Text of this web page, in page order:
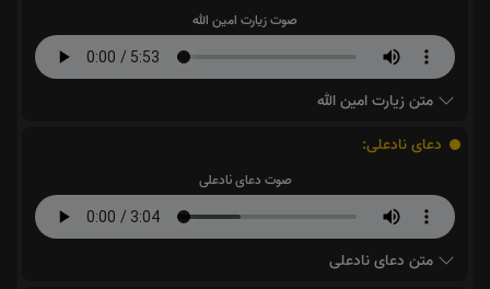
صوت زیارت امین الله
متن زیارت امین الله
دعای نادعلی:
صوت دعای نادعلی
متن دعای نادعلی